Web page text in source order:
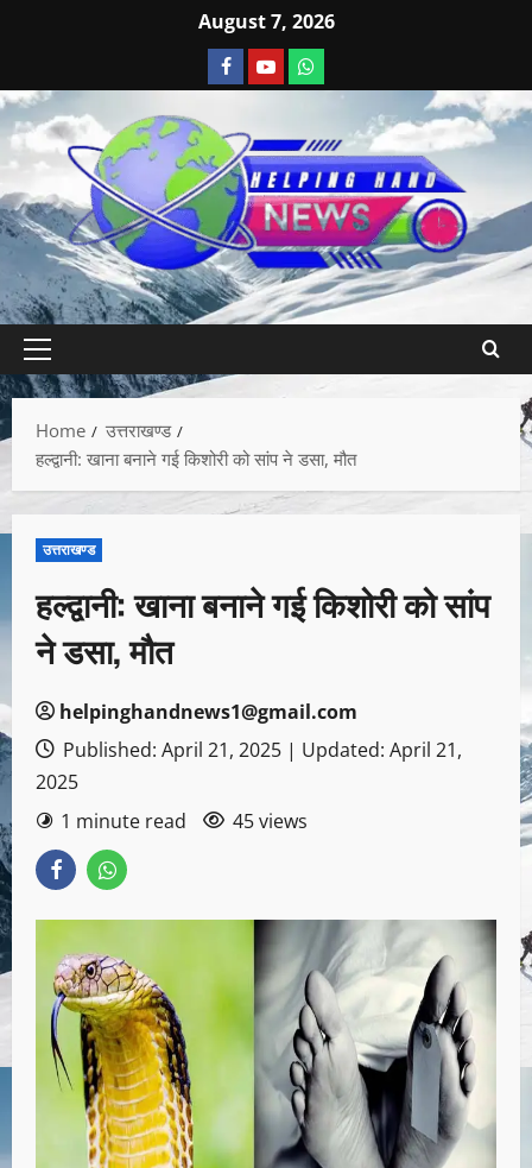
August 7, 2026
Home
उत्तराखण्ड
हल्द्वानी: खाना बनाने गई किशोरी को सांप ने डसा, मौत
उत्तराखण्ड
हल्द्वानी: खाना बनाने गई किशोरी को सांप
ने डसा, मौत
helpinghandnews1@gmail.com
Published: April 21, 2025 | Updated: April 21,
2025
1 minute read
45 views